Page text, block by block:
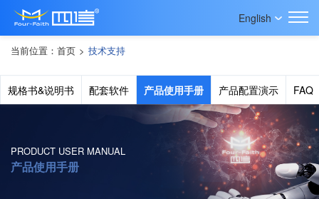
English
当前位置： 首页 > 技术支持
规格书&说明书 配套软件 产品使用手册 产品配置演示 FAQ
PRODUCT USER MANUAL
产品使用手册